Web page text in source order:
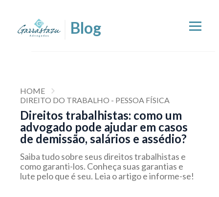
HOME
DIREITO DO TRABALHO - PESSOA FÍSICA
Direitos trabalhistas: como um
advogado pode ajudar em casos
de demissão, salários e assédio?
Saiba tudo sobre seus direitos trabalhistas e
como garanti-los. Conheça suas garantias e
lute pelo que é seu. Leia o artigo e informe-se!